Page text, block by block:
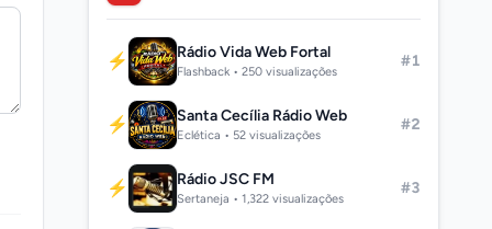
⚡ Rádio Vida Web Fortal
Flashback • 250 visualizações
#1
⚡ Santa Cecília Rádio Web
Eclética • 52 visualizações
#2
⚡ Rádio JSC FM
Sertaneja • 1,322 visualizações
#3